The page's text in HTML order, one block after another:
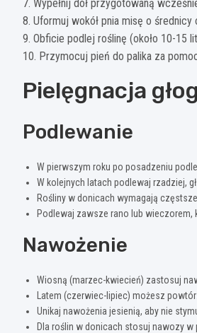
7. Wypełnij dół przygotowaną
8. Uformuj wokół pnia misę o
9. Obficie podlej roślinę (około 10-15
10. Przymocuj pień do palika za
Pielęgnacja
Podlewanie
W pierwszym roku po posadzeniu
W kolejnych latach podlewaj rzadziej,
Rośliny w donicach wymagają
Podlewaj zawsze rano lub wieczorem,
Nawożenie
Wiosną (marzec-kwiecień) zastosuj
Latem (czerwiec-lipiec) możesz
Unikaj nawożenia jesienią, aby nie
Dla roślin w donicach stosuj nawozy w